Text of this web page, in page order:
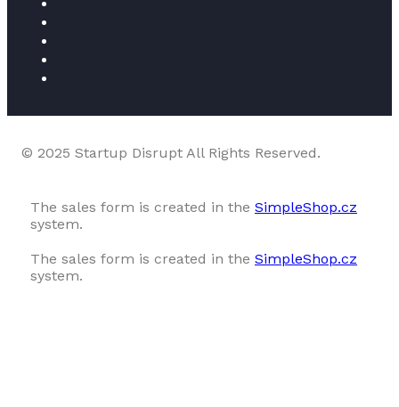
© 2025 Startup Disrupt All Rights Reserved.
The sales form is created in the SimpleShop.cz
system.
The sales form is created in the SimpleShop.cz
system.